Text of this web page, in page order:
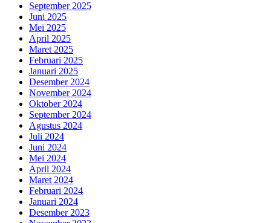
September 2025
Juni 2025
Mei 2025
April 2025
Maret 2025
Februari 2025
Januari 2025
Desember 2024
November 2024
Oktober 2024
September 2024
Agustus 2024
Juli 2024
Juni 2024
Mei 2024
April 2024
Maret 2024
Februari 2024
Januari 2024
Desember 2023